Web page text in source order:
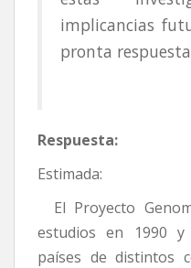
implicancias
pronta
Respuesta:
Estimada:
El Proyecto
estudios en 1990
países de distintos